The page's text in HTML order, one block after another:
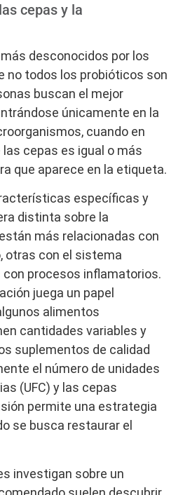
cepas y la
desconocidos por los
no todos los probióticos son
buscan el mejor
únicamente en la
cuando en
cepas es igual o más
que aparece en la etiqueta.
específicas y
distinta sobre la
más relacionadas con
otras con el sistema
procesos inflamatorios.
juega un papel
alimentos
cantidades variables y
suplementos de calidad
el número de unidades
(UFC) y las cepas
permite una estrategia
se busca restaurar el
investigan sobre un